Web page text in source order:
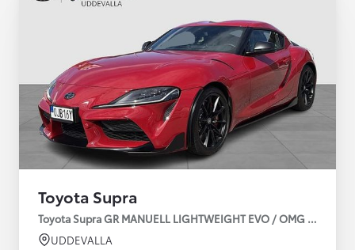
Toyota Supra
Toyota Supra GR MANUELL LIGHTWEIGHT EVO / OMG LEV!
UDDEVALLA